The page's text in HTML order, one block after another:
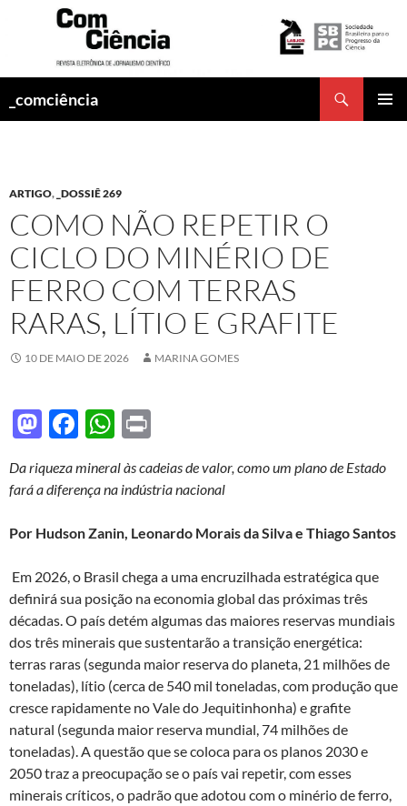
_comciência
ARTIGO, _DOSSIÊ 269
COMO NÃO REPETIR O
CICLO DO MINÉRIO DE
FERRO COM TERRAS
RARAS, LÍTIO E GRAFITE
10 DE MAIO DE 2026 MARINA GOMES
M
to
o
n
F
e
o
o
k
W
at
A
p
p
nt
Da riqueza mineral às cadeias de valor, como um plano de Estado
fará a diferença na indústria nacional
Por Hudson Zanin, Leonardo Morais da Silva e Thiago Santos
Em 2026, o Brasil chega a uma encruzilhada estratégica que
definirá sua posição na economia global das próximas três
décadas. O país detém algumas das maiores reservas mundiais
dos três minerais que sustentarão a transição energética:
terras raras (segunda maior reserva do planeta, 21 milhões de
toneladas), lítio (cerca de 540 mil toneladas, com produção que
cresce rapidamente no Vale do Jequitinhonha) e grafite
natural (segunda maior reserva mundial, 74 milhões de
toneladas). A questão que se coloca para os planos 2030 e
2050 traz a preocupação se o país vai repetir, com esses
minerais críticos, o padrão que adotou com o minério de ferro,